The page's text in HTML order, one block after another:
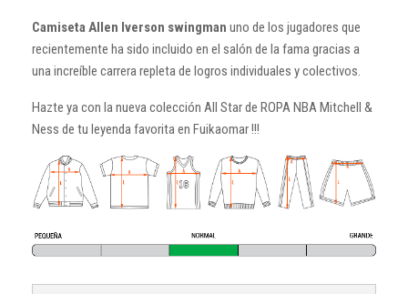
Camiseta Allen Iverson swingman uno de los jugadores que
recientemente ha sido incluido en el salón de la fama gracias a
una increíble carrera repleta de logros individuales y colectivos.
Hazte ya con la nueva colección All Star de ROPA NBA Mitchell &
Ness de tu leyenda favorita en Fuikaomar !!!